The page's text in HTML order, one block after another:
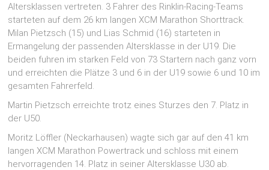
Altersklassen vertreten. 3 Fahrer des Rinklin-Racing-Teams
starteten auf dem 26 km langen XCM Marathon Shorttrack.
Milan Pietzsch (15) und Lias Schmid (16) starteten in
Ermangelung der passenden Altersklasse in der U19. Die
beiden fuhren im starken Feld von 73 Startern nach ganz vorn
und erreichten die Plätze 3 und 6 in der U19 sowie 6 und 10 im
gesamten Fahrerfeld.
Martin Pietzsch erreichte trotz eines Sturzes den 7. Platz in
der U50.
Moritz Löffler (Neckarhausen) wagte sich gar auf den 41 km
langen XCM Marathon Powertrack und schloss mit einem
hervorragenden 14. Platz in seiner Altersklasse U30 ab.